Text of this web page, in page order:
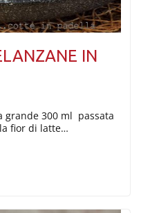
IN
300 ml passata
fior di latte…